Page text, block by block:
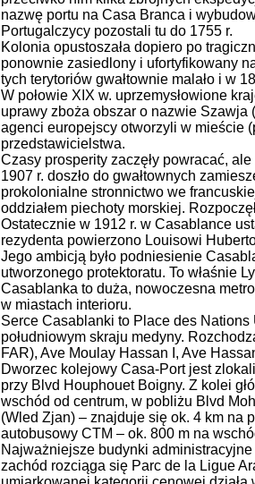
nazwę portu na Casa Branca i
Portugalczycy pozostali tu do 1755 r.
Kolonia opustoszała dopiero po
ponownie zasiedlony i ufortyfikowany
tych terytoriów gwałtownie malało i w
W połowie XIX w. uprzemysłowione
uprawy zboża obszar o nazwie Szawja
agenci europejscy otworzyli w mieście
przedstawicielstwa.
Czasy prosperity zaczęły powracać,
1907 r. doszło do gwałtownych
prokolonialne stronnictwo we
oddziałem piechoty morskiej.
Ostatecznie w 1912 r. w Casablance
rezydenta powierzono Louisowi
Jego ambicją było podniesienie
utworzonego protektoratu. To właśnie
Casablanka to duża, nowoczesna
w miastach interioru.
Serce Casablanki to Place des
południowym skraju medyny.
FAR), Ave Moulay Hassan I, Ave
Dworzec kolejowy Casa-Port jest
przy Blvd Houphouet Boigny. Z kolei
wschód od centrum, w pobliżu Blvd
(Wled Zjan) – znajduje się ok. 4 km na
autobusowy CTM – ok. 800 m na
Najważniejsze budynki
zachód rozciąga się Parc de la Ligue